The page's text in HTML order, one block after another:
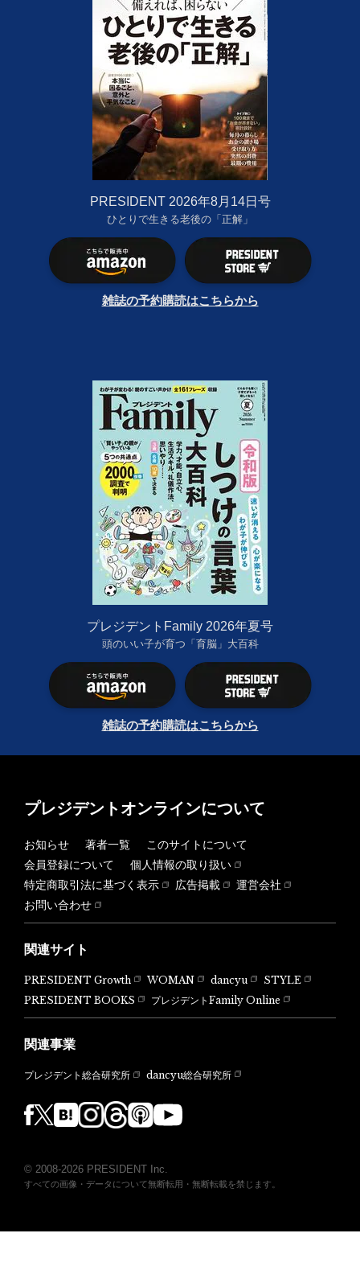
PRESIDENT 2026年8月14日号
ひとりで生きる老後の「正解」
雑誌の予約購読はこちらから
プレジデントFamily 2026年夏号
頭のいい子が育つ「育脳」大百科
雑誌の予約購読はこちらから
プレジデントオンラインについて
お知らせ 著者一覧
このサイトについて
会員登録について
個人情報の取り扱い
特定商取引法に基づく表示
広告掲載
運営会社
お問い合わせ
関連サイト
PRESIDENT Growth WOMAN dancyu
STYLE
PRESIDENT BOOKS
プレジデントFamily Online
関連事業
プレジデント総合研究所 dancyu総合研究所
© 2008-2026 PRESIDENT Inc.
すべての画像・データについて無断転用・無断転載を禁じます。